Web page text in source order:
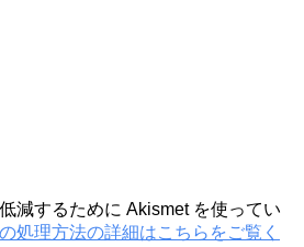
減するために Akismet を使ってい
処理方法の詳細はこちらをご覧く